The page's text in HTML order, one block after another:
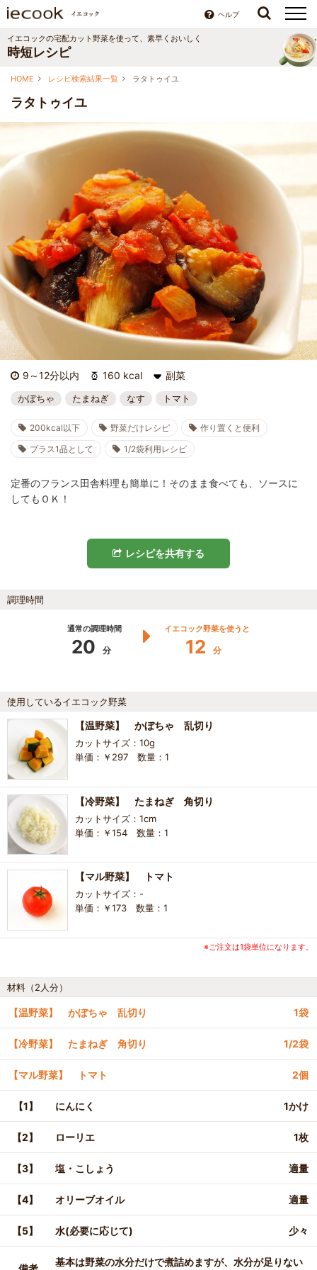
ヘルプ
イエコックの宅配カット野菜を使って、素早くおいしく
時短レシピ
HOME レシピ検索結果一覧 ラタトゥイユ
ラタトゥイユ
9～12分以内 160 kcal 副菜
かぼちゃ たまねぎ なす トマト
200kcal以下 野菜だけレシピ
作り置くと便利
プラス1品として
1/2袋利用レシピ
定番のフランス田舎料理も簡単に！そのまま食べても、ソースに
してもＯＫ！
レシピを共有する
調理時間
通常の調理時間
20 分
イエコック野菜を使うと
12 分
使用しているイエコック野菜
【温野菜】 かぼちゃ 乱切り
カットサイズ：10g
単価：￥297 数量：1
【冷野菜】 たまねぎ 角切り
カットサイズ：1cm
単価：￥154 数量：1
【マル野菜】 トマト
カットサイズ：-
単価：￥173 数量：1
※ご注文は1袋単位になります。
材料（2人分）
【温野菜】 かぼちゃ 乱切り 1袋
【冷野菜】 たまねぎ 角切り 1/2袋
【マル野菜】 トマト 2個
【1】 にんにく 1かけ
【2】 ローリエ 1枚
【3】 塩・こしょう 適量
【4】 オリーブオイル 適量
【5】 水(必要に応じて) 少々
基本は野菜の水分だけで煮詰めますが、水分が足りない